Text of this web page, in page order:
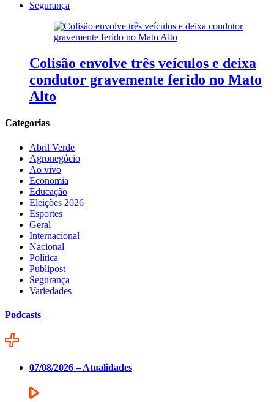
Segurança
Colisão envolve três veículos e deixa
condutor gravemente ferido no Mato
Alto
Categorias
Abril Verde
Agronegócio
Ao vivo
Economia
Educação
Eleições 2026
Esportes
Geral
Internacional
Nacional
Política
Publipost
Segurança
Variedades
Podcasts
07/08/2026 – Atualidades